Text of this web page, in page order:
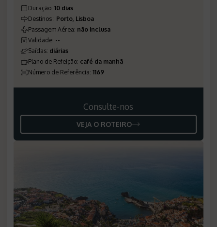
Duração: 10 dias
Destinos : Porto, Lisboa
Passagem Aérea: não inclusa
Validade: --
Saídas: diárias
Plano de Refeição: café da manhã
Número de Referência: 1169
Consulte-nos
VEJA O ROTEIRO